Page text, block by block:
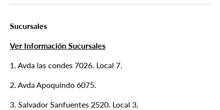
Sucursales
Ver Información Sucursales
1. Avda las condes 7026. Local 7.
2. Avda Apoquindo 6075.
3. Salvador Sanfuentes 2520. Local 3.